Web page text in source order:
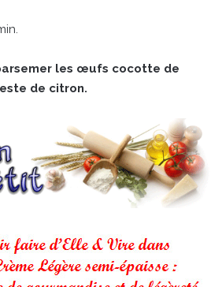
les œufs cocotte de
de citron.